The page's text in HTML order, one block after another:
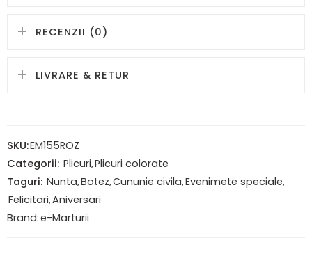
RECENZII (0)
LIVRARE & RETUR
SKU:EM155ROZ
Categorii: Plicuri,Plicuri colorate
Taguri: Nunta,Botez,Cununie civila,Evenimete speciale,
Felicitari,Aniversari
Brand:e-Marturii